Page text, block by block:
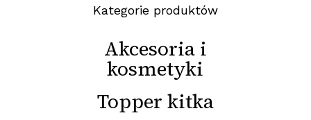
Kategorie produktów
Akcesoria i
kosmetyki
Topper kitka